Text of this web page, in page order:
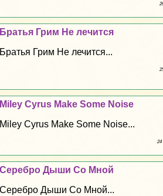
Братья Грим Не лечится
Братья Грим Не лечится...
Miley Cyrus Make Some Noise
Miley Cyrus Make Some Noise...
24
Серебро Дыши Со Мной
Серебро Дыши Со Мной...